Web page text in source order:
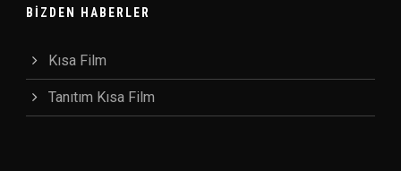
BIZDEN HABERLER
Kısa Film
Tanıtım Kısa Film